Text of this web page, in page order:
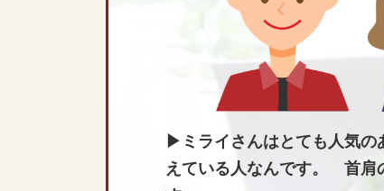
▶ミライさんはとても人気
えている人なんです。 首肩